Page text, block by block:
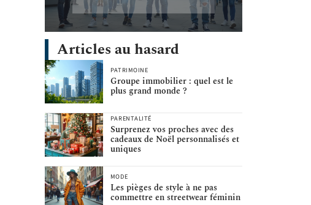
Articles au hasard
PATRIMOINE
Groupe immobilier : quel est le
plus grand monde ?
PARENTALITÉ
Surprenez vos proches avec des
cadeaux de Noël personnalisés et
uniques
MODE
Les pièges de style à ne pas
commettre en streetwear féminin